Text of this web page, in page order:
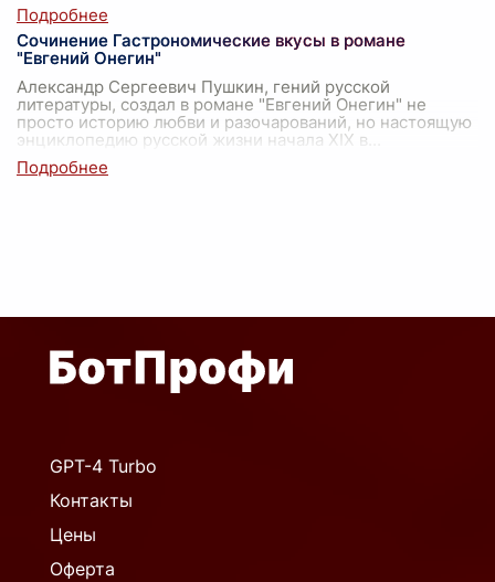
Сочинение Гастрономические вкусы в романе
"Евгений Онегин"
Александр Сергеевич Пушкин, гений русской
литературы, создал в романе "Евгений Онегин" не
просто историю любви и разочарований, но настоящую
энциклопедию русской жизни начала XIX в
GPT-4 Turbo
Контакты
Цены
Оферта